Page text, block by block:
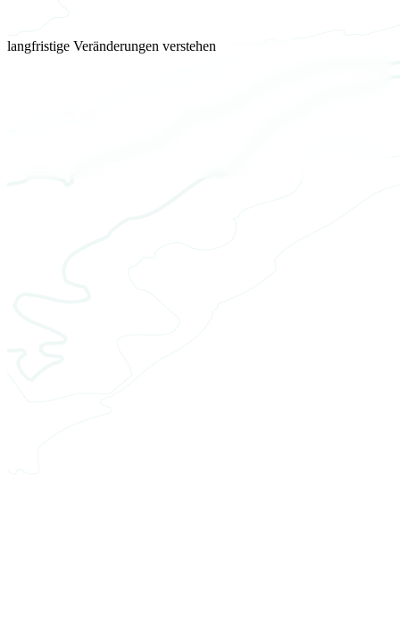
langfristige Veränderungen verstehen